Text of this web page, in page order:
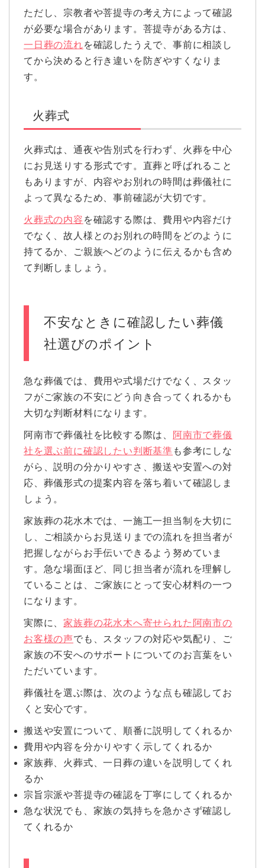
ただし、宗教者や菩提寺の考え方によって確認
が必要な場合があります。菩提寺がある方は、
一日葬の流れを確認したうえで、事前に相談し
てから決めると行き違いを防ぎやすくなりま
す。
火葬式
火葬式は、通夜や告別式を行わず、火葬を中心
にお見送りする形式です。直葬と呼ばれること
もありますが、内容やお別れの時間は葬儀社に
よって異なるため、事前確認が大切です。
火葬式の内容 を確認する際は、費用や内容だけ
でなく、故人様とのお別れの時間をどのように
持てるか、ご親族へどのように伝えるかも含め
て判断しましょう。
不安なときに確認したい葬儀
社選びのポイント
急な葬儀では、費用や式場だけでなく、スタッ
フがご家族の不安にどう向き合ってくれるかも
大切な判断材料になります。
阿南市で葬儀社を比較する際は、
阿南市で葬儀
社を選ぶ前に確認したい判断基準 も参考にしな
がら、説明の分かりやすさ、搬送や安置への対
応、葬儀形式の提案内容を落ち着いて確認しま
しょう。
家族葬の花水木では、一施工一担当制を大切に
し、ご相談からお見送りまでの流れを担当者が
把握しながらお手伝いできるよう努めていま
す。急な場面ほど、同じ担当者が流れを理解し
ていることは、ご家族にとって安心材料の一つ
になります。
実際に、 家族葬の花水木へ寄せられた阿南市の
お客様の声でも、スタッフの対応や気配り、ご
家族の不安へのサポートについてのお言葉をい
ただいています。
葬儀社を選ぶ際は、次のような点も確認してお
くと安心です。
搬送や安置について、順番に説明してくれるか
費用や内容を分かりやすく示してくれるか
家族葬、火葬式、一日葬の違いを説明してくれ
るか
宗旨宗派や菩提寺の確認を丁寧にしてくれるか
急な状況でも、家族の気持ちを急かさず確認し
てくれるか